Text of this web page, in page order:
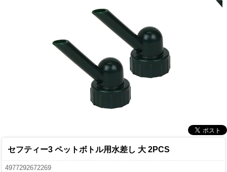
セフティー3 ペットボトル用水差し 大 2PCS
4977292672269